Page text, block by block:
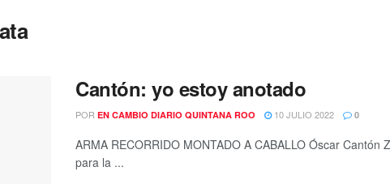
Cantón: yo estoy anotado
POR EN CAMBIO DIARIO QUINTANA ROO 10 JULIO 2022 0
ARMA RECORRIDO MONTADO A CABALLO Óscar
para la ...